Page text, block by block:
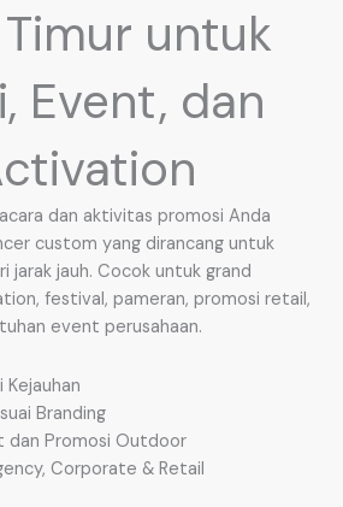
untuk
Event, dan
dan aktivitas promosi Anda
custom yang dirancang untuk
jarak jauh. Cocok untuk grand
festival, pameran, promosi retail,
event perusahaan.
Branding
dan Promosi Outdoor
Corporate & Retail